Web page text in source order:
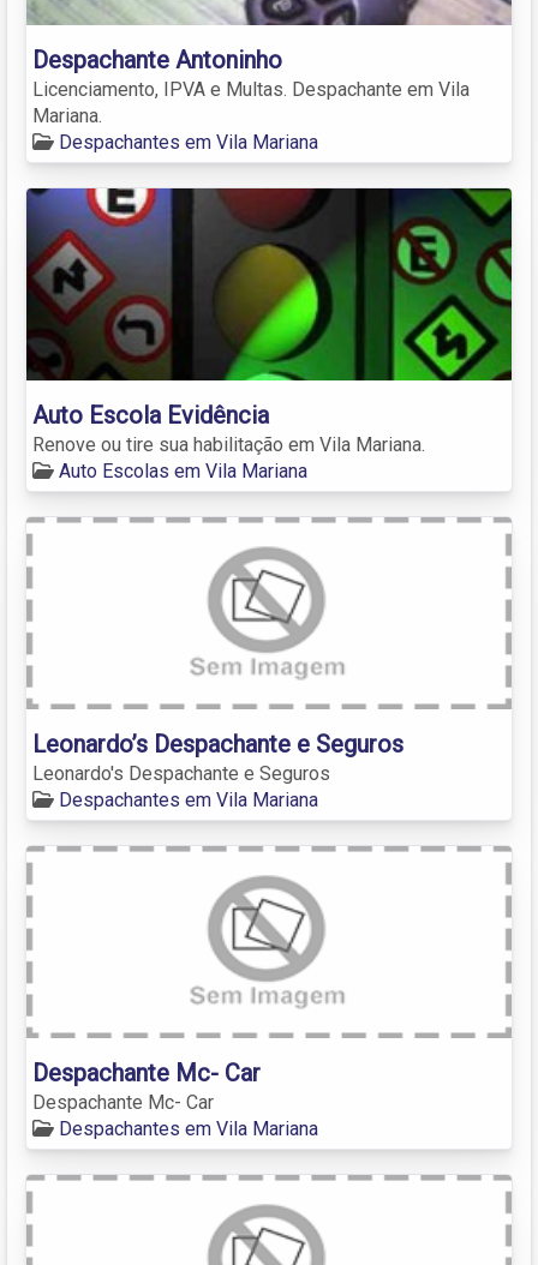
Despachante Antoninho
Licenciamento, IPVA e Multas. Despachante em Vila
Mariana.
Despachantes em Vila Mariana
Auto Escola Evidência
Renove ou tire sua habilitação em Vila Mariana.
Auto Escolas em Vila Mariana
Leonardo’s Despachante e Seguros
Leonardo's Despachante e Seguros
Despachantes em Vila Mariana
Despachante Mc- Car
Despachante Mc- Car
Despachantes em Vila Mariana